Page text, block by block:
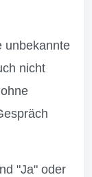
unbekannte
nicht
"Ja" oder